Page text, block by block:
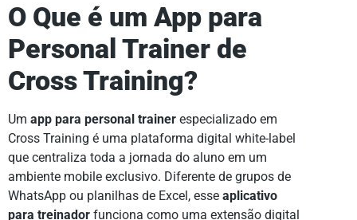
O Que é um App para
Personal Trainer de
Cross Training?
Um app para personal trainer especializado em
Cross Training é uma plataforma digital white-label
que centraliza toda a jornada do aluno em um
ambiente mobile exclusivo. Diferente de grupos de
WhatsApp ou planilhas de Excel, esse aplicativo
para treinador funciona como uma extensão digital